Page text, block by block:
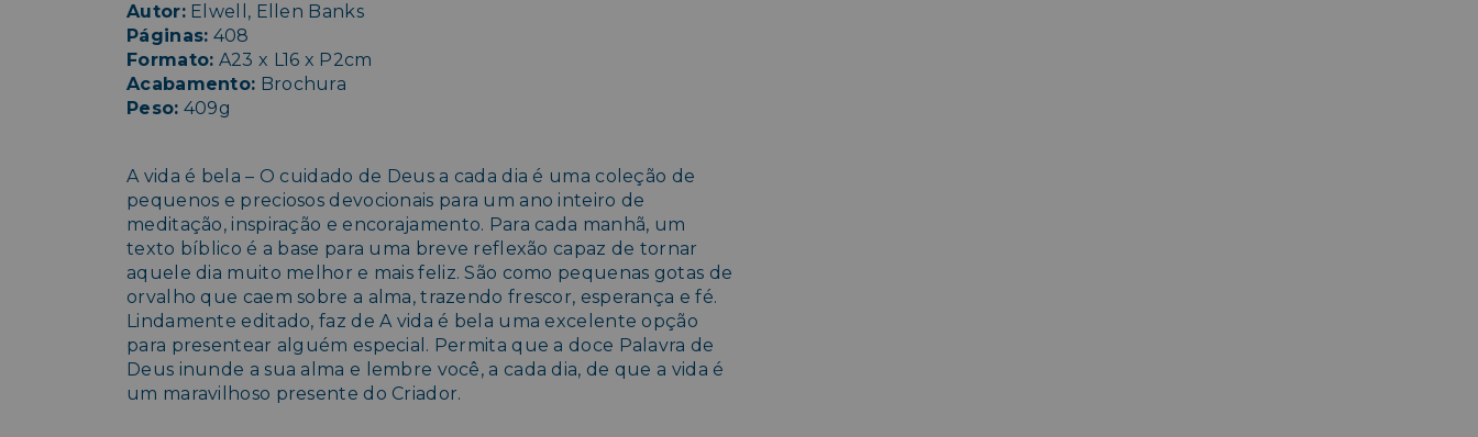
Autor:Elwell, Ellen Banks
Páginas: 408
Formato: A23 x L16 x P2cm
Acabamento: Brochura
Peso: 409g
A vida é bela – O cuidado de Deus a cada dia é uma coleção de
pequenos e preciosos devocionais para um ano inteiro de
meditação, inspiração e encorajamento. Para cada manhã, um
texto bíblico é a base para uma breve reflexão capaz de tornar
aquele dia muito melhor e mais feliz. São como pequenas gotas de
orvalho que caem sobre a alma, trazendo frescor, esperança e fé.
Lindamente editado, faz de A vida é bela uma excelente opção
para presentear alguém especial. Permita que a doce Palavra de
Deus inunde a sua alma e lembre você, a cada dia, de que a vida é
um maravilhoso presente do Criador.